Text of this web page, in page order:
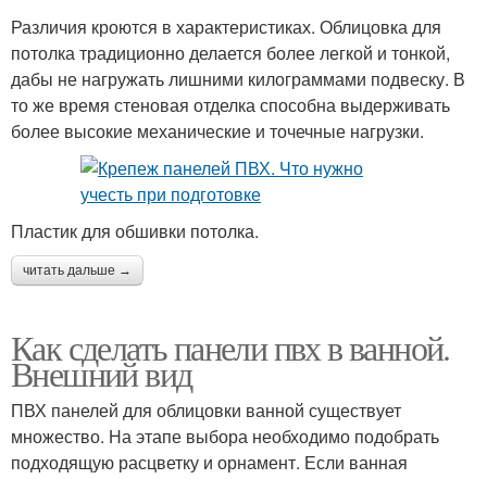
Различия кроются в характеристиках. Облицовка для
потолка традиционно делается более легкой и тонкой,
дабы не нагружать лишними килограммами подвеску. В
то же время стеновая отделка способна выдерживать
более высокие механические и точечные нагрузки.
Пластик для обшивки потолка.
читать дальше →
Как сделать панели пвх в ванной.
Внешний вид
ПВХ панелей для облицовки ванной существует
множество. На этапе выбора необходимо подобрать
подходящую расцветку и орнамент. Если ванная